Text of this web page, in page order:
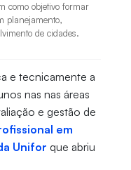
como objetivo formar
planejamento,
de cidades.
e tecnicamente a
nas nas áreas
e gestão de
em
Unifor que abriu